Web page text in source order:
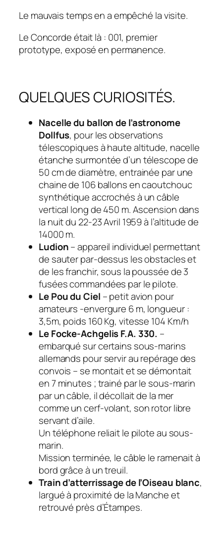
Le mauvais temps en a empêché la visite.
Le Concorde était là : 001, premier
prototype, exposé en permanence.
QUELQUES CURIOSITÉS.
Nacelle du ballon de l’astronome
Dollfus, pour les observations
télescopiques à haute altitude, nacelle
étanche surmontée d’un télescope de
50 cm de diamètre, entrainée par une
chaine de 106 ballons en caoutchouc
synthétique accrochés à un câble
vertical long de 450 m. Ascension dans
la nuit du 22-23 Avril 1959 à l’altitude de
14000 m.
Ludion– appareil individuel permettant
de sauter par-dessus les obstacles et
de les franchir, sous la poussée de 3
fusées commandées par le pilote.
Le Pou du Ciel – petit avion pour
amateurs -envergure 6 m, longueur :
3,5m, poids 160 Kg, vitesse 104 Km/h
Le Focke-Achgelis F.A. 330. –
embarqué sur certains sous-marins
allemands pour servir au repérage des
convois – se montait et se démontait
en 7 minutes ; trainé par le sous-marin
par un câble, il décollait de la mer
comme un cerf-volant, son rotor libre
servant d’aile.
Un téléphone reliait le pilote au sous-
marin.
Mission terminée, le câble le ramenait à
bord grâce à un treuil.
Train d’atterrissage de l’Oiseau blanc,
largué à proximité de la Manche et
retrouvé près d’Étampes.